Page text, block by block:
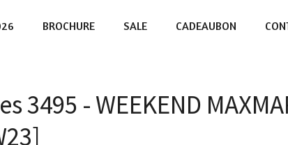
BROCHURE SALE CADEAUBON
3495 - WEEKEND